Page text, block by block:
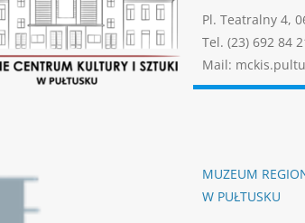
Pl. Teatralny 4,
Tel. (23) 692 84
Mail:
MUZEUM
W PUŁTUSKU